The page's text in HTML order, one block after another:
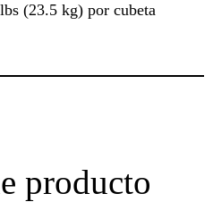
(23.5 kg) por cubeta
producto